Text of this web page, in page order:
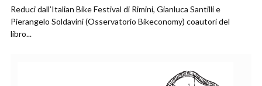
Reduci dall’Italian Bike Festival di Rimini, Gianluca Santilli e
Pierangelo Soldavini (Osservatorio Bikeconomy) coautori del
libro...